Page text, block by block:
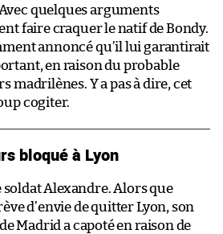
quelques arguments
faire craquer le natif de Bondy.
annoncé qu’il lui garantirait
en raison du probable
madrilènes. Y a pas à dire, cet
cogiter.
bloqué à Lyon
Alexandre. Alors que
d’envie de quitter Lyon, son
Madrid a capoté en raison de